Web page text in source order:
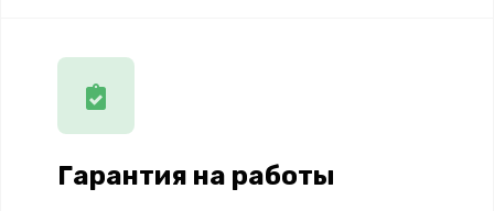
Гарантия на работы